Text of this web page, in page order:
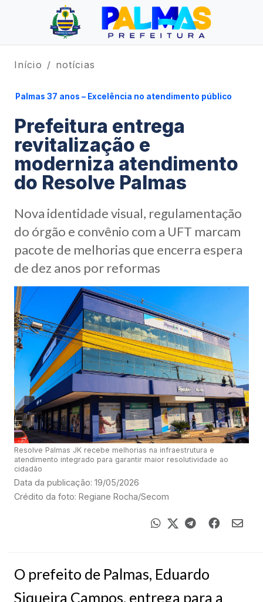
Início notícias
Palmas 37 anos – Excelência no atendimento público
Prefeitura entrega
revitalização e
moderniza atendimento
do Resolve Palmas
Nova identidade visual, regulamentação
do órgão e convênio com a UFT marcam
pacote de melhorias que encerra espera
de dez anos por reformas
Resolve Palmas JK recebe melhorias na infraestrutura e
atendimento integrado para garantir maior resolutividade ao
cidadão
Data da publicação: 19/05/2026
Crédito da foto: Regiane Rocha/Secom
O prefeito de Palmas, Eduardo
Siqueira Campos, entrega para a